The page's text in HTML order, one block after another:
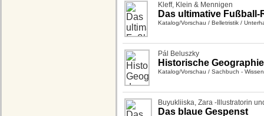
Kleff, Klein & Mennigen
Das ultimative Fußball-
Katalog/Vorschau / Belletristik /
Pál Beluszky
Historische
Katalog/Vorschau / Sachbuch -
Buyukliiska, Zara -Illustratorin
Das blaue Gespenst